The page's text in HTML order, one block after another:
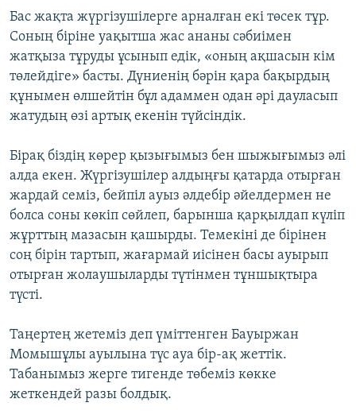
Бас жақта жүргізушілерге арналған екі төсек тұр.
Соның біріне уақытша жас ананы сәбиімен
жатқыза тұруды ұсынып едік, «оның ақшасын кім
төлейдіге» басты. Дүниенің бәрін қара бақырдың
құнымен өлшейтін бұл адаммен одан әрі дауласып
жатудың өзі артық екенін түйсіндік.
Бірақ біздің көрер қызығымыз бен шыжығымыз әлі
алда екен. Жүргізушілер алдыңғы қатарда отырған
жардай семіз, бейпіл ауыз әлдебір әйелдермен не
болса соны көкіп сөйлеп, барынша қарқылдап күліп
жұрттың мазасын қашырды. Темекіні де бірінен
соң бірін тартып, жағармай иісінен басы ауырып
отырған жолаушыларды түтінмен тұншықтыра
түсті.
Таңертең жетеміз деп үміттенген Бауыржан
Момышұлы ауылына түс ауа бір-ақ жеттік.
Табанымыз жерге тигенде төбеміз көкке
жеткендей разы болдық.